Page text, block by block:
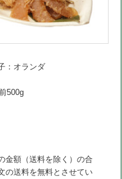
：オランダ
500g
金額（送料を除く）の合
の送料を無料とさせてい